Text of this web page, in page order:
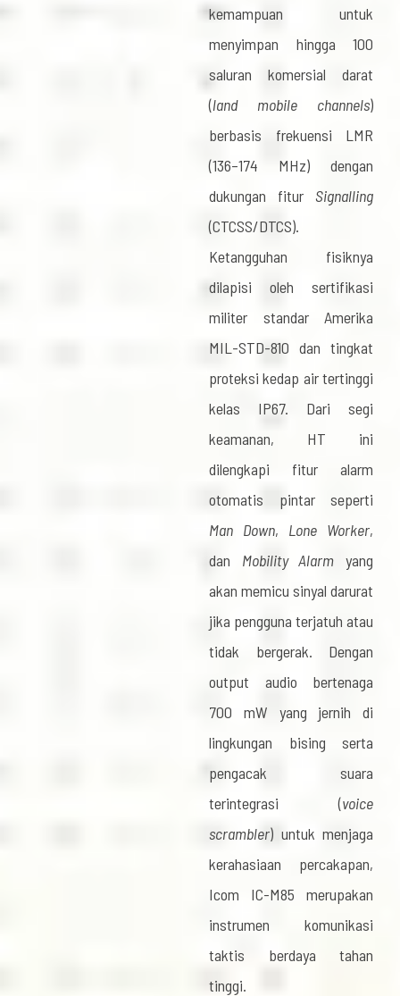
kemampuan untuk
menyimpan hingga 100
saluran komersial darat
(land mobile channels)
berbasis frekuensi LMR
(136–174 MHz) dengan
dukungan fitur Signalling
(CTCSS/DTCS).
Ketangguhan fisiknya
dilapisi oleh sertifikasi
militer standar Amerika
MIL-STD-810 dan tingkat
proteksi kedap air tertinggi
kelas IP67. Dari segi
keamanan, HT ini
dilengkapi fitur alarm
otomatis pintar seperti
Man Down, Lone Worker,
dan Mobility Alarm yang
akan memicu sinyal darurat
jika pengguna terjatuh atau
tidak bergerak. Dengan
output audio bertenaga
700 mW yang jernih di
lingkungan bising serta
pengacak suara
terintegrasi (voice
scrambler) untuk menjaga
kerahasiaan percakapan,
Icom IC-M85 merupakan
instrumen komunikasi
taktis berdaya tahan
tinggi.